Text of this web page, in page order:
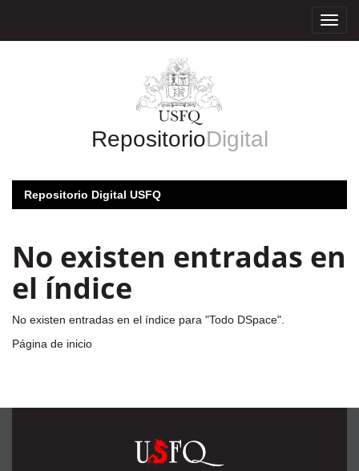
RepositorioDigital
Repositorio Digital USFQ
No existen entradas en
el índice
No existen entradas en el índice para "Todo DSpace".
Página de inicio